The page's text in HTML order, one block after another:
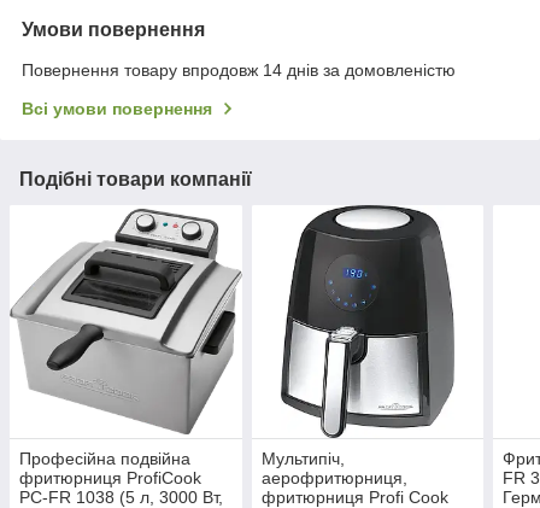
Умови повернення
Повернення товару впродовж 14 днів за домовленістю
Всі умови повернення
Подібні товари компанії
Професійна подвійна
фритюрниця ProfiCook
PC-FR 1038 (5 л, 3000 Вт,
Мультипіч,
аерофритюрниця,
фритюрниця Profi Cook
FR